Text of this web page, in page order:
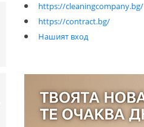
https://cleaningcompany.bg/
https://contract.bg/
Нашият вход